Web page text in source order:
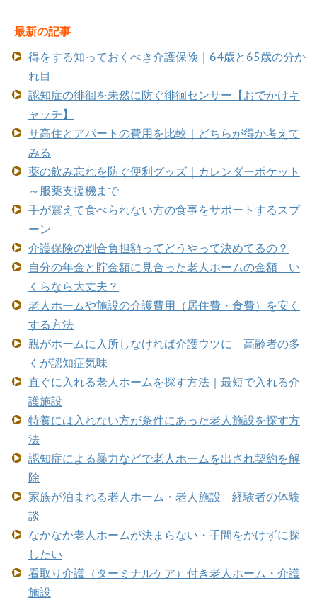
最新の記事
得をする知っておくべき介護保険｜64歳と65歳の分か
れ目
認知症の徘徊を未然に防ぐ徘徊センサー【おでかけキ
ャッチ】
サ高住とアパートの費用を比較｜どちらが得か考えて
みる
薬の飲み忘れを防ぐ便利グッズ｜カレンダーポケット
～服薬支援機まで
手が震えて食べられない方の食事をサポートするスプ
ーン
介護保険の割合負担額ってどうやって決めてるの？
自分の年金と貯金額に見合った老人ホームの金額 い
くらなら大丈夫？
老人ホームや施設の介護費用（居住費・食費）を安く
する方法
親がホームに入所しなければ介護ウツに 高齢者の多
くが認知症気味
直ぐに入れる老人ホームを探す方法｜最短で入れる介
護施設
特養には入れない方が条件にあった老人施設を探す方
法
認知症による暴力などで老人ホームを出され契約を解
除
家族が泊まれる老人ホーム・老人施設 経験者の体験
談
なかなか老人ホームが決まらない・手間をかけずに探
したい
看取り介護（ターミナルケア）付き老人ホーム・介護
施設